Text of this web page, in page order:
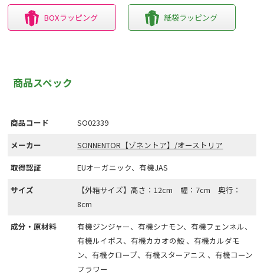
BOXラッピング 紙袋ラッピング
商品スペック
商品コード
SO02339
メーカー
SONNENTOR【ゾネントア】/オーストリア
取得認証
EUオーガニック、有機JAS
サイズ
【外箱サイズ】高さ：12cm 幅：7cm 奥行：
8cm
成分・原材料
有機ジンジャー、有機シナモン、有機フェンネル、
有機ルイボス、有機カカオの殻 、有機カルダモ
ン、有機クローブ、有機スターアニス 、有機コーン
フラワー